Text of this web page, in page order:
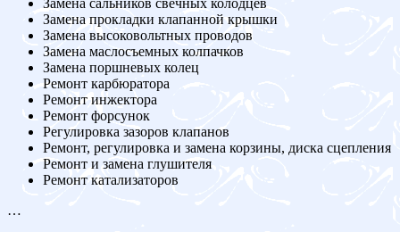
Замена сальников свечных колодцев
Замена прокладки клапанной крышки
Замена высоковольтных проводов
Замена маслосъемных колпачков
Замена поршневых колец
Ремонт карбюратора
Ремонт инжектора
Ремонт форсунок
Регулировка зазоров клапанов
Ремонт, регулировка и замена корзины, диска сцепления
Ремонт и замена глушителя
Ремонт катализаторов
…